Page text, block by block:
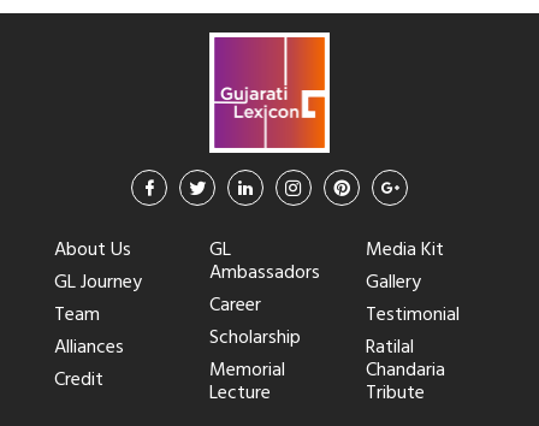
About Us
GL Journey
Team
Alliances
Credit
GL
Ambassadors
Career
Scholarship
Memorial
Lecture
Media Kit
Gallery
Testimonial
Ratilal
Chandaria
Tribute